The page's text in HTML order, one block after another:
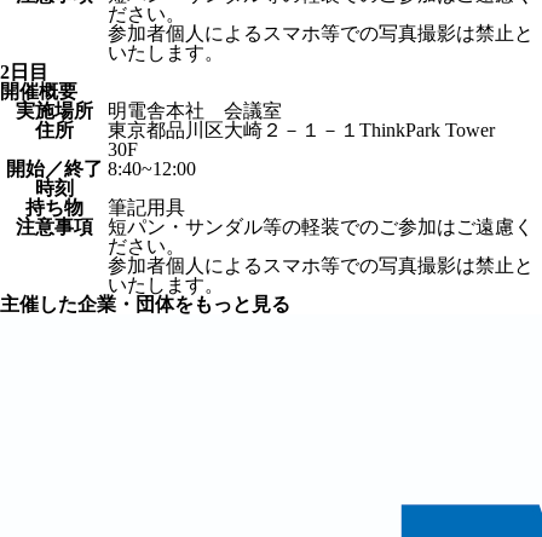
ださい。
参加者個人によるスマホ等での写真撮影は禁止と
いたします。
2日目
開催概要
実施場所
明電舎本社 会議室
住所
東京都品川区大崎２－１－１ThinkPark Tower
30F
開始／終了
時刻
8:40~12:00
持ち物
筆記用具
注意事項
短パン・サンダル等の軽装でのご参加はご遠慮く
ださい。
参加者個人によるスマホ等での写真撮影は禁止と
いたします。
主催した企業・団体をもっと見る